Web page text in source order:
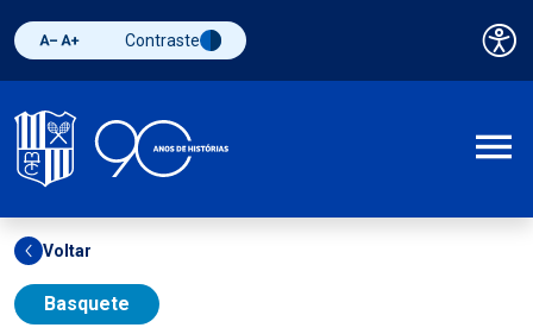
Diminuir fonte
Aumentar fonteAlternar contraste
Contraste
Voltar
Basquete